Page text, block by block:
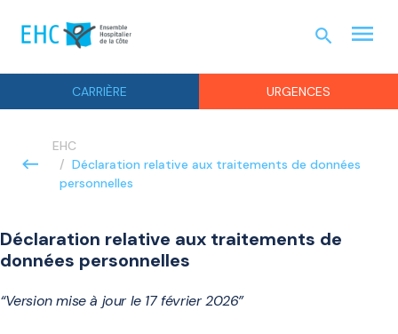
CARRIÈRE URGENCES
search menu
EHC
Déclaration relative aux traitements de données
personnelles
Déclaration relative aux traitements de
données personnelles
“Version mise à jour le 17 février 2026”